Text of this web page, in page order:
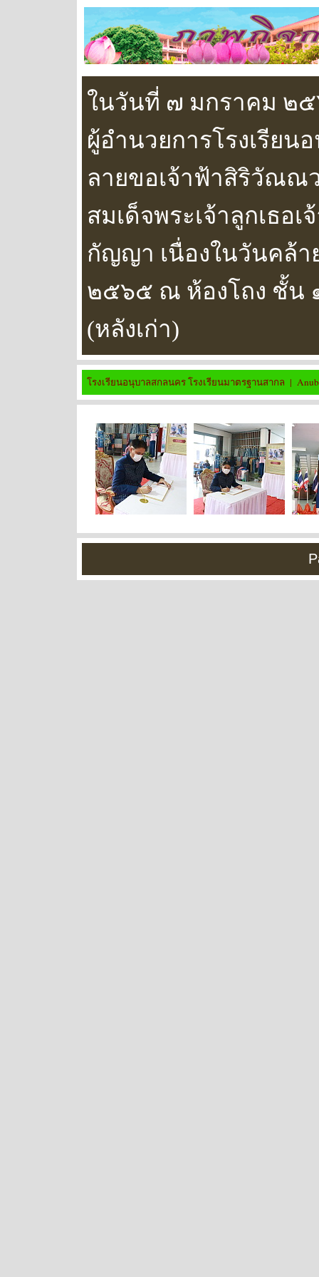
ในวันที่ ๗ มกราคม ๒
ผู้อำนวยการโรงเรียน
ลายขอเจ้าฟ้าสิริวัณณ
สมเด็จพระเจ้าลูกเธ
กัญญา เนื่องในวันคล้
๒๕๖๕ ณ ห้องโถง ชั้น
(หลังเก่า)
โรงเรียนอนุบาลสกลนคร โรงเรียนมาตรฐานสากล |